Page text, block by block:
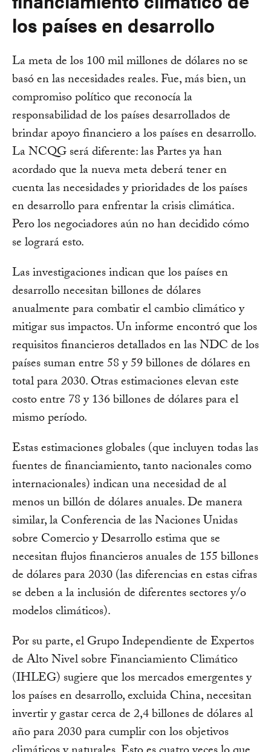
los países en desarrollo
La meta de los 100 mil millones de dólares no se
basó en las necesidades reales. Fue, más bien, un
compromiso político que reconocía la
responsabilidad de los países desarrollados de
brindar apoyo financiero a los países en desarrollo.
La NCQG será diferente: las Partes ya han
acordado que la nueva meta deberá tener en
cuenta las necesidades y prioridades de los países
en desarrollo para enfrentar la crisis climática.
Pero los negociadores aún no han decidido cómo
se logrará esto.
Las investigaciones indican que los países en
desarrollo necesitan billones de dólares
anualmente para combatir el cambio climático y
mitigar sus impactos. Un informe encontró que los
requisitos financieros detallados en las NDC de los
países suman entre 58 y 59 billones de dólares en
total para 2030. Otras estimaciones elevan este
costo entre 78 y 136 billones de dólares para el
mismo período.
Estas estimaciones globales (que incluyen todas las
fuentes de financiamiento, tanto nacionales como
internacionales) indican una necesidad de al
menos un billón de dólares anuales. De manera
similar, la Conferencia de las Naciones Unidas
sobre Comercio y Desarrollo estima que se
necesitan flujos financieros anuales de 155 billones
de dólares para 2030 (las diferencias en estas cifras
se deben a la inclusión de diferentes sectores y/o
modelos climáticos).
Por su parte, el Grupo Independiente de Expertos
de Alto Nivel sobre Financiamiento Climático
(IHLEG) sugiere que los mercados emergentes y
los países en desarrollo, excluida China, necesitan
invertir y gastar cerca de 2,4 billones de dólares al
año para 2030 para cumplir con los objetivos